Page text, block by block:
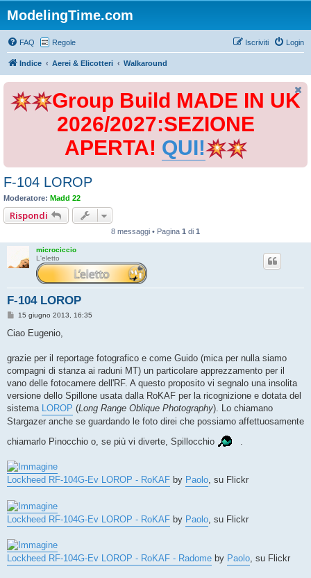
ModelingTime.com
FAQ Regole Login
Iscriviti
Indice Aerei & Elicotteri Walkaround
Group Build MADE IN UK
2026/2027:SEZIONE
APERTA! QUI!
F-104 LOROP
Moderatore: Madd 22
Rispondi
8 messaggi • Pagina 1 di 1
microciccio
L'eletto
F-104 LOROP
M
s
g
i
o
15 giugno 2013, 16:35
Ciao Eugenio,
grazie per il reportage fotografico e come Guido (mica per nulla siamo
compagni di stanza ai raduni MT) un particolare apprezzamento per il
vano delle fotocamere dell'RF. A questo proposito vi segnalo una insolita
versione dello Spillone usata dalla RoKAF per la ricognizione e dotata del
sistema LOROP (Long Range Oblique Photography). Lo chiamano
Stargazer anche se guardando le foto direi che possiamo affettuosamente
chiamarlo Pinocchio o, se più vi diverte, Spillocchio
Lockheed RF-104G-Ev LOROP - RoKAF by Paolo, su Flickr
Lockheed RF-104G-Ev LOROP - RoKAF by Paolo , su Flickr
Lockheed RF-104G-Ev LOROP - RoKAF - Radome by Paolo, su Flickr